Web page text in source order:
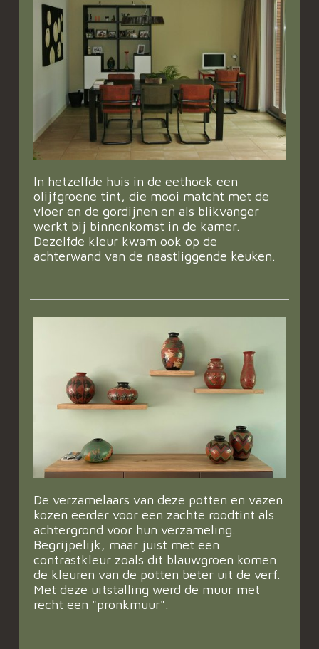
In hetzelfde huis in de eethoek een
olijfgroene tint, die mooi matcht met de
vloer en de gordijnen en als blikvanger
werkt bij binnenkomst in de kamer.
Dezelfde kleur kwam ook op de
achterwand van de naastliggende keuken.
De verzamelaars van deze potten en vazen
kozen eerder voor een zachte roodtint als
achtergrond voor hun verzameling.
Begrijpelijk, maar juist met een
contrastkleur zoals dit blauwgroen komen
de kleuren van de potten beter uit de verf.
Met deze uitstalling werd de muur met
recht een "pronkmuur".